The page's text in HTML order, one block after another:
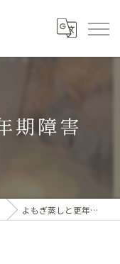
期障害
よもぎ蒸しと更年期障害